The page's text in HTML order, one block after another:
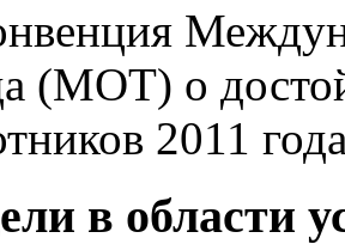
(МОТ) о
2011
в области